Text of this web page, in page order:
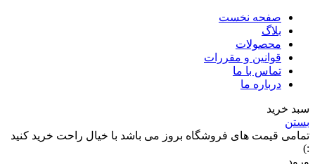
صفحه نخست
بلاگ
محصولات
قوانین و مقررات
تماس با ما
درباره ما
سبد خرید
بستن
تمامی قیمت های فروشگاه بروز می باشد با خیال راحت خرید کنید
:)